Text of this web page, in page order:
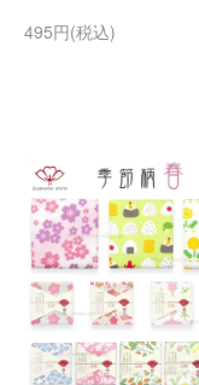
495円(税込)